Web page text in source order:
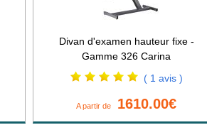
Divan d'examen hauteur fixe -
Gamme 326 Carina
( 1 avis )
A partir de 1610.00€